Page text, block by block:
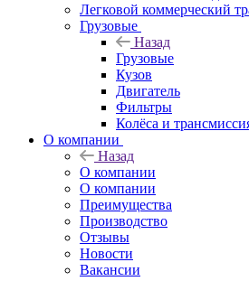
Легковой коммерческий
Грузовые
Назад
Грузовые
Кузов
Двигатель
Фильтры
Колёса и
О компании
Назад
О компании
О компании
Преимущества
Производство
Отзывы
Новости
Вакансии